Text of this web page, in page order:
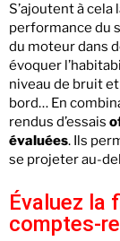
S’ajoutent à
performance du
du moteur dans
évoquer
niveau de bruit
bord… En
rendus d’essais
évaluées. Ils
se projeter au-
Évaluez la
comptes-